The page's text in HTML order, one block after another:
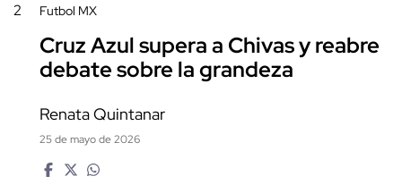
2 Futbol MX
Cruz Azul supera a Chivas y reabre
debate sobre la grandeza
Renata Quintanar
25 de mayo de 2026